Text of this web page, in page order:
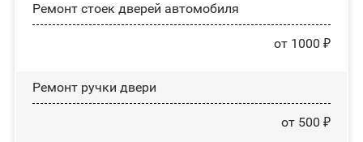
Ремонт стоек дверей автомобиля
от 1000 ₽
Ремонт ручки двери
от 500 ₽